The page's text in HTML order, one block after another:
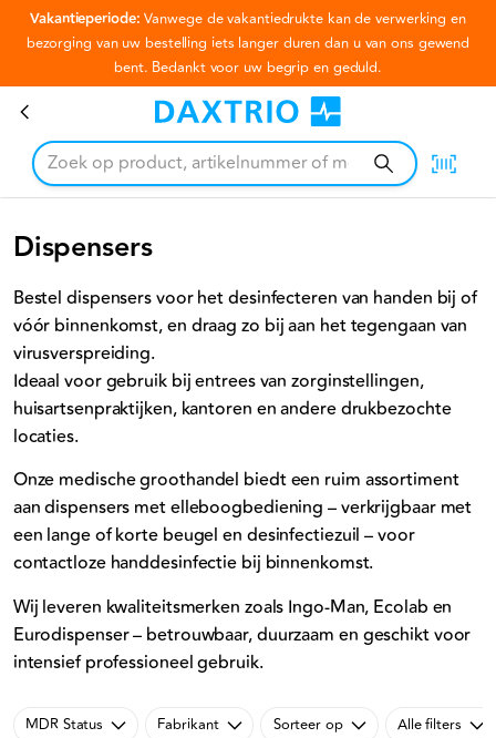
Ga naar hoofdinhoud
Vakantieperiode: Vanwege de vakantiedrukte kan de verwerking en
bezorging van uw bestelling iets langer duren dan u van ons gewend
bent. Bedankt voor uw begrip en geduld.
Dispensers
Dispensers
Bestel dispensers voor het desinfecteren van handen bij of
vóór binnenkomst, en draag zo bij aan het tegengaan van
virusverspreiding.
Ideaal voor gebruik bij entrees van zorginstellingen,
huisartsenpraktijken, kantoren en andere drukbezochte
locaties.
Onze medische groothandel biedt een ruim assortiment
aan dispensers met elleboogbediening – verkrijgbaar met
een lange of korte beugel en desinfectiezuil – voor
contactloze handdesinfectie bij binnenkomst.
Wij leveren kwaliteitsmerken zoals Ingo-Man, Ecolab en
Eurodispenser – betrouwbaar, duurzaam en geschikt voor
intensief professioneel gebruik.
MDR Status Fabrikant Sorteer op Alle filters